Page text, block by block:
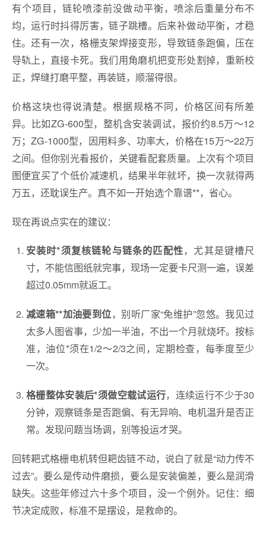
有个项目，链轮喷漆前没做动平衡，喷涂后重量分布不
均，运行时抖得厉害，链子跳槽。后来补做动平衡，才稳
住。还有一次，格栅支架焊接变形，导致链条跑偏，压在
导轨上，直接卡死。我们用角磨机把变形处割掉，重新校
正，焊缝打磨平整，再装链，顺溜得很。
价格这块也得说清楚。根据规格不同，价格区间有所差
异。比如ZG-600型，整机含安装调试，报价约8.5万～12
万；ZG-1000型，因用料多、功率大，价格在15万～22万
之间。但你别光看报价，关键看配套质量。上次有个项目
图便宜买了个低价减速机，结果半年就坏，换一次就得两
万五，还耽误生产。真不如一开始选个靠谱**，省心。
现在再说点实在的建议：
安装时*须复核链轮与链条的匹配性，尤其是键槽尺
寸，不能信图纸就完事，现场一定要卡尺测一遍，误差
超过0.05mm就返工。
减速箱**加油要到位，别听厂家“免维护”忽悠。我见过
太多人图省事，少加一半油，不出一个月就烧坏。按标
准，油位*须在1/2～2/3之间，定期检查，每季度至少
一次。
格栅整体安装后*须做空载试运行，连续运行不少于30
分钟，观察链条是否跑偏、有无异响、电机温升是否正
常。发现问题当场调，别等投运才哭。
回转耙式格栅电机转但耙齿链不动，说白了就是“动力传不
过去”。要么是传动件磨损，要么是安装偏差，要么是润滑
缺失。这些年修过六十多个项目，没一个例外。记住：细
节决定成败，标准不是摆设，是救命的。